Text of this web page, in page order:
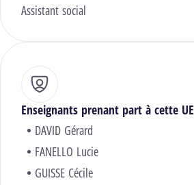
Assistant social
Enseignants prenant part à cette UE
DAVID Gérard
FANELLO Lucie
GUISSE Cécile